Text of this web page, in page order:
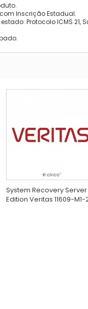
Inscrição Estadual.
Protocolo ICMS 21,
System Recovery Server
Edition Veritas 11609-M1-